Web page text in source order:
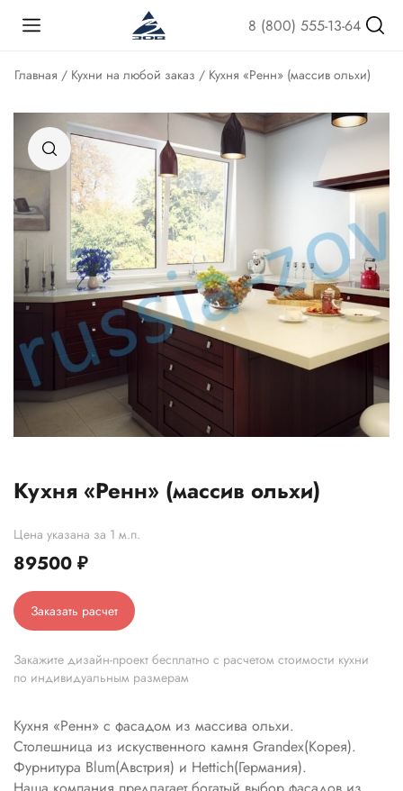
8 (800) 555-13-64
Главная / Кухни на любой заказ / Кухня «Ренн» (массив ольхи)
Кухня «Ренн» (массив ольхи)
Цена указана за 1 м.п.
89500 ₽
Заказать расчет
Закажите дизайн-проект бесплатно с расчетом стоимости кухни
по индивидуальным размерам
Кухня «Ренн» с фасадом из массива ольхи.
Столешница из искуственного камня Grandex(Корея).
Фурнитура Blum(Австрия) и Hettich(Германия).